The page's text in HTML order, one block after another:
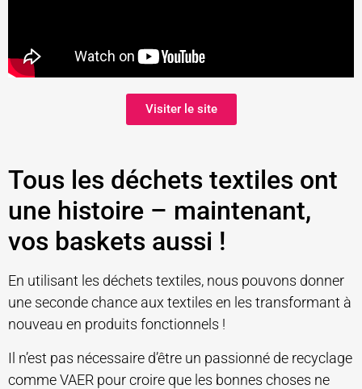
Visiter le site
Tous les déchets textiles ont
une histoire – maintenant,
vos baskets aussi !
En utilisant les déchets textiles, nous pouvons donner
une seconde chance aux textiles en les transformant à
nouveau en produits fonctionnels !
Il n’est pas nécessaire d’être un passionné de recyclage
comme VAER pour croire que les bonnes choses ne